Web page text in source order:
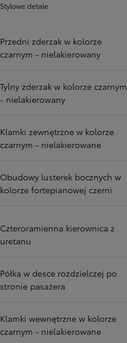
Stylowe detale
Przedni zderzak w kolorze
czarnym - nielakierowany
Tylny zderzak w kolorze czarnym
- nielakierowany
Klamki zewnętrzne w kolorze
czarnym - nielakierowane
Obudowy lusterek bocznych w
kolorze fortepianowej czerni
Czteroramienna kierownica z
uretanu
Półka w desce rozdzielczej po
stronie pasażera
Klamki wewnętrzne w kolorze
czarnym - nielakierowane